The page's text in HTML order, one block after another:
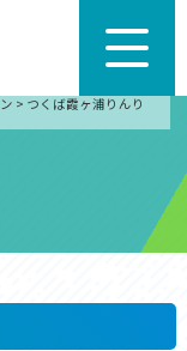
> つくば霞ヶ浦りんり